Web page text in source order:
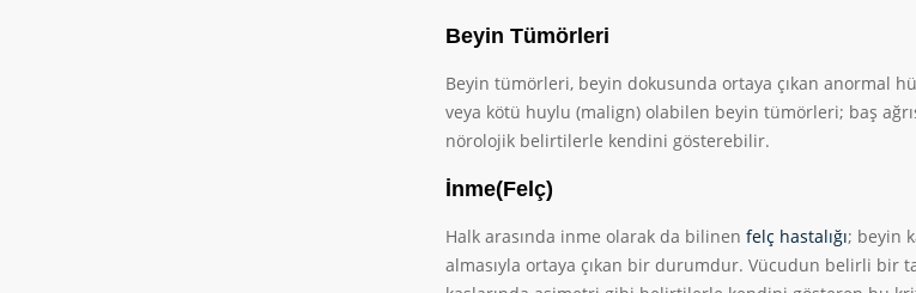
Beyin Tümörleri
Beyin tümörleri, beyin dokusunda ortaya çıkan anormal
veya kötü huylu (malign) olabilen beyin tümörleri; baş
nörolojik belirtilerle kendini gösterebilir.
İnme(Felç)
Halk arasında inme olarak da bilinen felç hastalığı; beyin
almasıyla ortaya çıkan bir durumdur. Vücudun belirli bir